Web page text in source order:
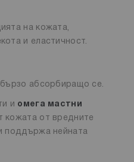
на кожата,
и еластичност.
абсорбиращо се.
и омега мастни
кожата от вредните
поддържа нейната